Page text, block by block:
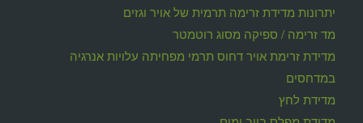
יתרונות מדידת זרימה תרמית של אויר וגזים
מד זרימה / ספיקה מסוג רוטמטר
מדידת זרימת אויר דחוס תרמי מפחיתה עלויות אנרגיה
במדחסים
מדידת לחץ